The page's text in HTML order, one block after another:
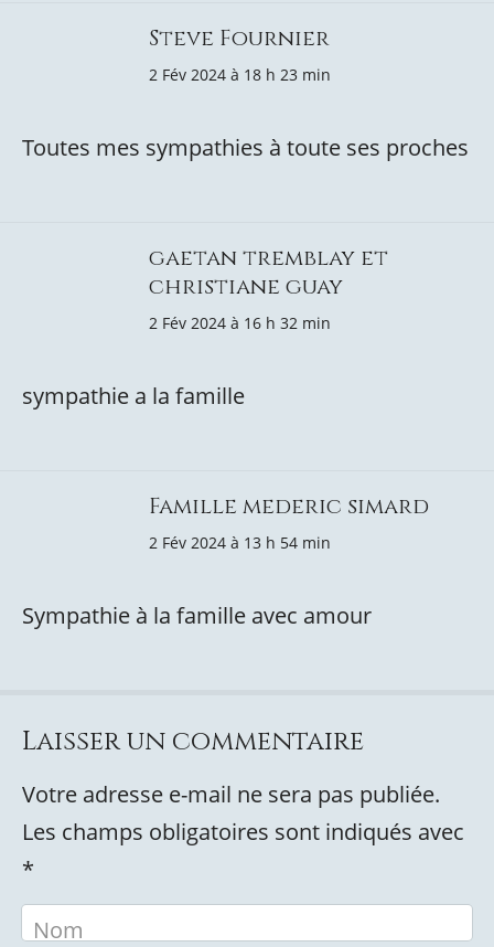
Steve Fournier
2 Fév 2024 à 18 h 23 min
Toutes mes sympathies à toute ses proches
gaetan tremblay et
christiane guay
2 Fév 2024 à 16 h 32 min
sympathie a la famille
Famille mederic simard
2 Fév 2024 à 13 h 54 min
Sympathie à la famille avec amour
Laisser un commentaire
Votre adresse e-mail ne sera pas publiée.
Les champs obligatoires sont indiqués avec
*
Nom